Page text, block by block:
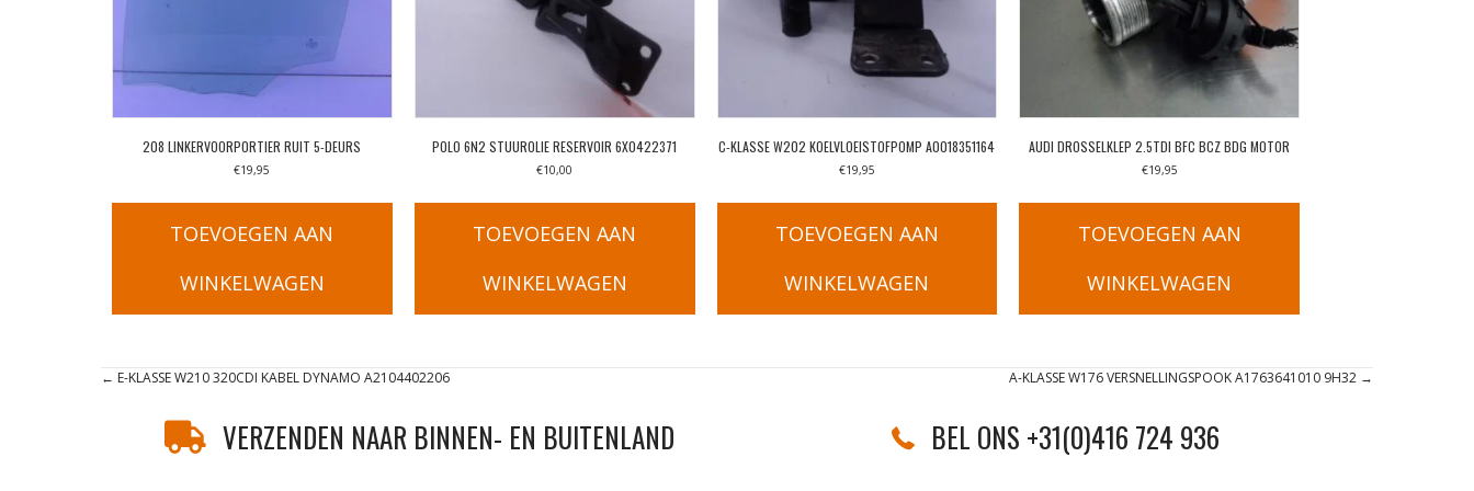
208 LINKERVOORPORTIER RUIT 5-DEURS
€19,95
TOEVOEGEN AAN
WINKELWAGEN
POLO 6N2 STUUROLIE RESERVOIR 6X0422371
€10,00
TOEVOEGEN AAN
WINKELWAGEN
C-KLASSE W202 KOELVLOEISTOFPOMP A0018351164
€19,95
TOEVOEGEN AAN
WINKELWAGEN
AUDI DROSSELKLEP 2.5TDI BFC BCZ BDG MOTOR
€19,95
TOEVOEGEN AAN
WINKELWAGEN
Posts
navigation
← E-KLASSE W210 320CDI KABEL DYNAMO A2104402206 A-KLASSE W176 VERSNELLINGSPOOK A1763641010 9H32 →
VERZENDEN NAAR BINNEN- EN BUITENLAND BEL ONS +31(0)416 724 936